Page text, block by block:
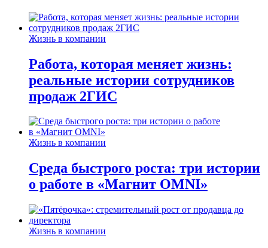
Жизнь в компании
Работа, которая меняет жизнь:
реальные истории сотрудников
продаж 2ГИС
Жизнь в компании
Среда быстрого роста: три истории
о работе в «Магнит OMNI»
Жизнь в компании